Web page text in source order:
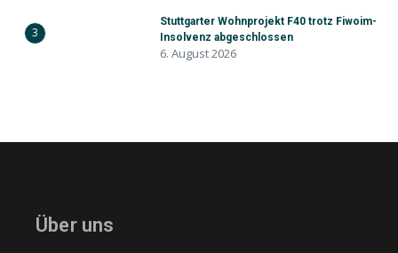
3
Stuttgarter Wohnprojekt F40 trotz Fiwoim-
Insolvenz abgeschlossen
6. August 2026
Über uns